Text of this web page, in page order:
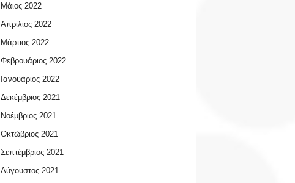
Μάιος 2022
Απρίλιος 2022
Μάρτιος 2022
Φεβρουάριος 2022
Ιανουάριος 2022
Δεκέμβριος 2021
Νοέμβριος 2021
Οκτώβριος 2021
Σεπτέμβριος 2021
Αύγουστος 2021